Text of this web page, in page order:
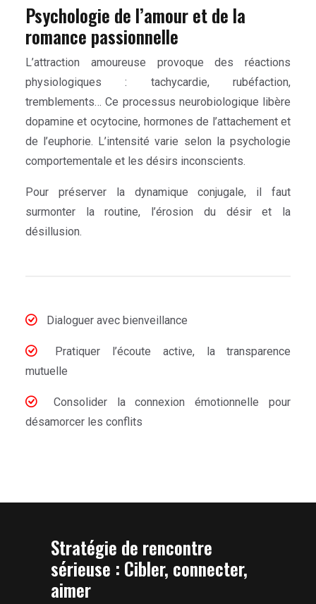
Psychologie de l’amour et de la
romance passionnelle
L’attraction amoureuse provoque des réactions
physiologiques : tachycardie, rubéfaction,
tremblements… Ce processus neurobiologique libère
dopamine et ocytocine, hormones de l’attachement et
de l’euphorie. L’intensité varie selon la psychologie
comportementale et les désirs inconscients.
Pour préserver la dynamique conjugale, il faut
surmonter la routine, l’érosion du désir et la
désillusion.
Dialoguer avec bienveillance
Pratiquer l’écoute active, la transparence
mutuelle
Consolider la connexion émotionnelle pour
désamorcer les conflits
Stratégie de rencontre
sérieuse : Cibler, connecter,
aimer